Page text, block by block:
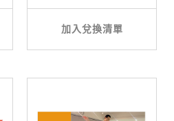
加入兌換清單